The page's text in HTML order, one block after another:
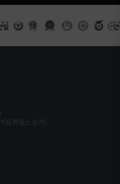
음재힐스 상가)